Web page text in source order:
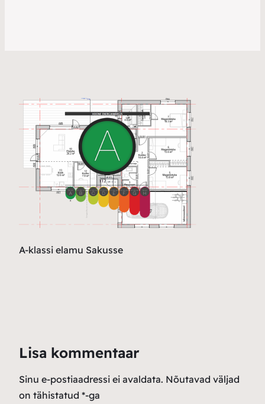
A-klassi elamu Sakusse
Lisa kommentaar
Sinu e-postiaadressi ei avaldata. Nõutavad väljad
on tähistatud *-ga